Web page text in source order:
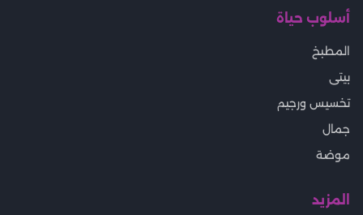
أسلوب حياة
المطبخ
بيتى
تخسيس ورجيم
جمال
موضة
المزيد